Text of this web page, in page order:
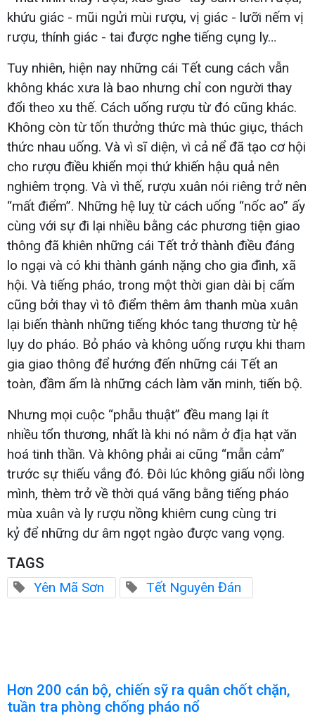
khứu giác - mũi ngửi mùi rượu, vị giác - lưỡi nếm vị
rượu, thính giác - tai được nghe tiếng cụng ly…
Tuy nhiên, hiện nay những cái Tết cung cách vẫn
không khác xưa là bao nhưng chỉ con người thay
đổi theo xu thế. Cách uống rượu từ đó cũng khác.
Không còn từ tốn thưởng thức mà thúc giục, thách
thức nhau uống. Và vì sĩ diện, vì cả nể đã tạo cơ hội
cho rượu điều khiển mọi thứ khiến hậu quả nên
nghiêm trọng. Và vì thế, rượu xuân nói riêng trở nên
“mất điểm”. Những hệ luỵ từ cách uống “nốc ao” ấy
cùng với sự đi lại nhiều bằng các phương tiện giao
thông đã khiên những cái Tết trở thành điều đáng
lo ngại và có khi thành gánh nặng cho gia đình, xã
hội. Và tiếng pháo, trong một thời gian dài bị cấm
cũng bởi thay vì tô điểm thêm âm thanh mùa xuân
lại biến thành những tiếng khóc tang thương từ hệ
lụy do pháo. Bỏ pháo và không uống rượu khi tham
gia giao thông để hướng đến những cái Tết an
toàn, đầm ấm là những cách làm văn minh, tiến bộ.
Nhưng mọi cuộc “phẫu thuật” đều mang lại ít
nhiều tổn thương, nhất là khi nó nằm ở địa hạt văn
hoá tinh thần. Và không phải ai cũng “mẫn cảm”
trước sự thiếu vắng đó. Đôi lúc không giấu nổi lòng
mình, thèm trở về thời quá vãng bằng tiếng pháo
mùa xuân và ly rượu nồng khiêm cung cùng tri
kỷ để những dư âm ngọt ngào được vang vọng.
TAGS
Yên Mã Sơn Tết Nguyên Đán
Hơn 200 cán bộ, chiến sỹ ra quân chốt chặn,
tuần tra phòng chống pháo nổ